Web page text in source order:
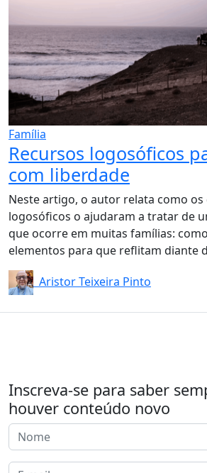
Família
Recursos logosóficos
com liberdade
Neste artigo, o autor relata como
logosóficos o ajudaram a tratar de
que ocorre em muitas famílias:
elementos para que reflitam diante
Aristor Teixeira Pinto
Inscreva-se para saber
houver conteúdo novo